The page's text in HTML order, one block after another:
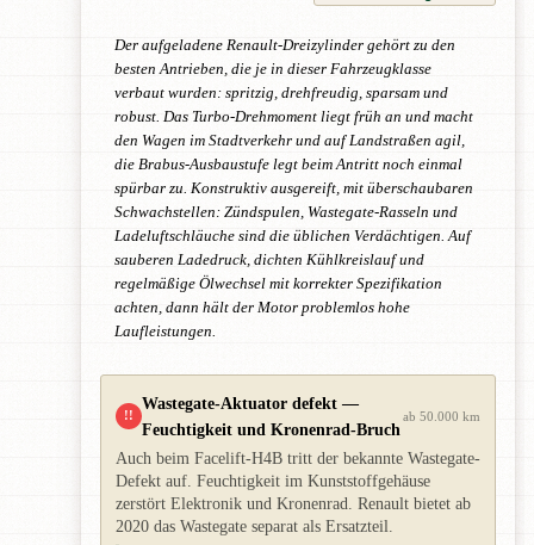
Der aufgeladene Renault-Dreizylinder gehört zu den
besten Antrieben, die je in dieser Fahrzeugklasse
verbaut wurden: spritzig, drehfreudig, sparsam und
robust. Das Turbo-Drehmoment liegt früh an und macht
den Wagen im Stadtverkehr und auf Landstraßen agil,
die Brabus-Ausbaustufe legt beim Antritt noch einmal
spürbar zu. Konstruktiv ausgereift, mit überschaubaren
Schwachstellen: Zündspulen, Wastegate-Rasseln und
Ladeluftschläuche sind die üblichen Verdächtigen. Auf
sauberen Ladedruck, dichten Kühlkreislauf und
regelmäßige Ölwechsel mit korrekter Spezifikation
achten, dann hält der Motor problemlos hohe
Laufleistungen.
!!
Wastegate-Aktuator defekt —
Feuchtigkeit und Kronenrad-Bruch
ab 50.000 km
Auch beim Facelift-H4B tritt der bekannte Wastegate-
Defekt auf. Feuchtigkeit im Kunststoffgehäuse
zerstört Elektronik und Kronenrad. Renault bietet ab
2020 das Wastegate separat als Ersatzteil.